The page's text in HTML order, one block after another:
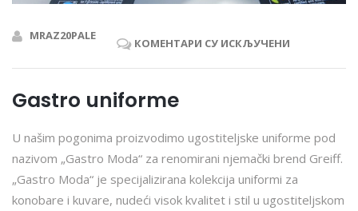
MRAZ20PALE
КОМЕНТАРИ СУ ИСКЉУЧЕНИ
Gastro uniforme
U našim pogonima proizvodimo ugostiteljske uniforme pod
nazivom „Gastro Moda“ za renomirani njemački brend Greiff.
„Gastro Moda“ je specijalizirana kolekcija uniformi za
konobare i kuvare, nudeći visok kvalitet i stil u ugostiteljskom